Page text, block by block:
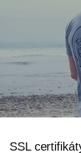
SSL